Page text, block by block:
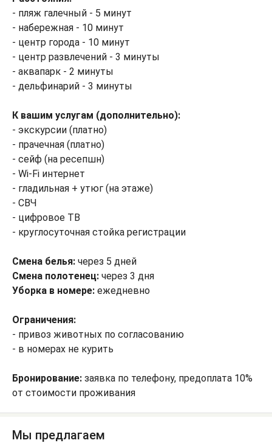
- пляж галечный - 5 минут
- набережная - 10 минут
- центр города - 10 минут
- центр развлечений - 3 минуты
- аквапарк - 2 минуты
- дельфинарий - 3 минуты
К вашим услугам (дополнительно):
- экскурсии (платно)
- прачечная (платно)
- сейф (на ресепшн)
- Wi-Fi интернет
- гладильная + утюг (на этаже)
- СВЧ
- цифровое ТВ
- круглосуточная стойка регистрации
Смена белья: через 5 дней
Смена полотенец: через 3 дня
Уборка в номере: ежедневно
Ограничения:
- привоз животных по согласованию
- в номерах не курить
Бронирование: заявка по телефону, предоплата 10%
от стоимости проживания
Мы предлагаем